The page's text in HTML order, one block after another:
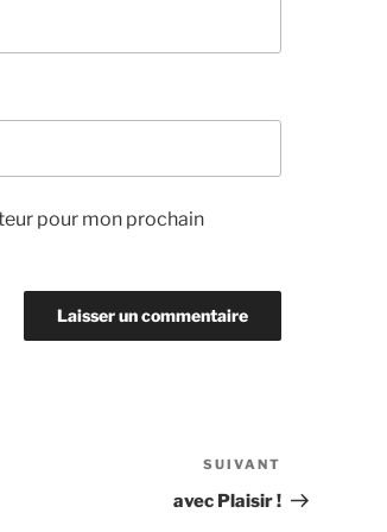
pour mon prochain
suivant
SUIVANT
avec Plaisir !